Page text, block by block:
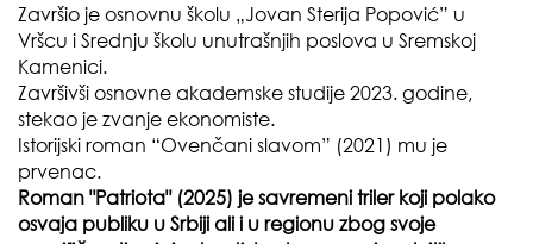
Završio je osnovnu školu „Jovan Sterija Popović” u
Vršcu i Srednju školu unutrašnjih poslova u Sremskoj
Kamenici.
Završivši osnovne akademske studije 2023. godine,
stekao je zvanje ekonomiste.
Istorijski roman “Ovenčani slavom” (2021) mu je
prvenac.
Roman "Patriota" (2025) je savremeni triler koji polako
osvaja publiku u Srbiji ali i u regionu zbog svoje